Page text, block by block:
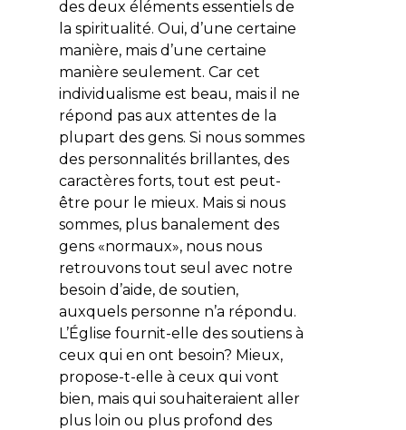
des deux éléments essentiels de
la spiritualité. Oui, d’une certaine
manière, mais d’une certaine
manière seulement. Car cet
individualisme est beau, mais il ne
répond pas aux attentes de la
plupart des gens. Si nous sommes
des personnalités brillantes, des
caractères forts, tout est peut-
être pour le mieux. Mais si nous
sommes, plus banalement des
gens «normaux», nous nous
retrouvons tout seul avec notre
besoin d’aide, de soutien,
auxquels personne n’a répondu.
L’Église fournit-elle des soutiens à
ceux qui en ont besoin? Mieux,
propose-t-elle à ceux qui vont
bien, mais qui souhaiteraient aller
plus loin ou plus profond des